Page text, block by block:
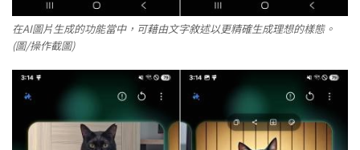
在AI圖片生成的功能當中，可藉由文字敘述以更精確生成理想的樣態。
(圖/操作截圖)